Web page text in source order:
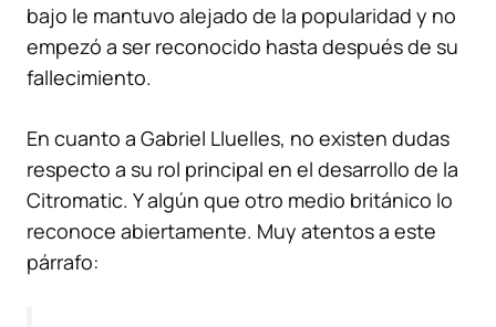
bajo le mantuvo alejado de la popularidad y no
empezó a ser reconocido hasta después de su
fallecimiento.
En cuanto a Gabriel Lluelles, no existen dudas
respecto a su rol principal en el desarrollo de la
Citromatic. Y algún que otro medio británico lo
reconoce abiertamente. Muy atentos a este
párrafo: